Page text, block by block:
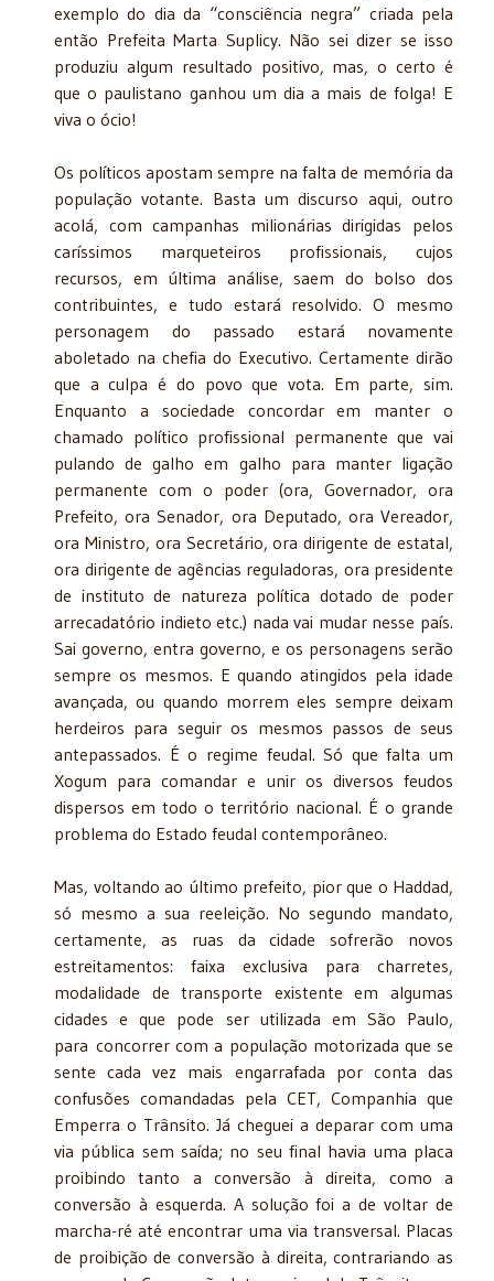
exemplo do dia da “consciência negra” criada pela
então Prefeita Marta Suplicy. Não sei dizer se isso
produziu algum resultado positivo, mas, o certo é
que o paulistano ganhou um dia a mais de folga! E
viva o ócio!
Os políticos apostam sempre na falta de memória da
população votante. Basta um discurso aqui, outro
acolá, com campanhas milionárias dirigidas pelos
caríssimos marqueteiros profissionais, cujos
recursos, em última análise, saem do bolso dos
contribuintes, e tudo estará resolvido. O mesmo
personagem do passado estará novamente
aboletado na chefia do Executivo. Certamente dirão
que a culpa é do povo que vota. Em parte, sim.
Enquanto a sociedade concordar em manter o
chamado político profissional permanente que vai
pulando de galho em galho para manter ligação
permanente com o poder (ora, Governador, ora
Prefeito, ora Senador, ora Deputado, ora Vereador,
ora Ministro, ora Secretário, ora dirigente de estatal,
ora dirigente de agências reguladoras, ora presidente
de instituto de natureza política dotado de poder
arrecadatório indieto etc.) nada vai mudar nesse país.
Sai governo, entra governo, e os personagens serão
sempre os mesmos. E quando atingidos pela idade
avançada, ou quando morrem eles sempre deixam
herdeiros para seguir os mesmos passos de seus
antepassados. É o regime feudal. Só que falta um
Xogum para comandar e unir os diversos feudos
dispersos em todo o território nacional. É o grande
problema do Estado feudal contemporâneo.
Mas, voltando ao último prefeito, pior que o Haddad,
só mesmo a sua reeleição. No segundo mandato,
certamente, as ruas da cidade sofrerão novos
estreitamentos: faixa exclusiva para charretes,
modalidade de transporte existente em algumas
cidades e que pode ser utilizada em São Paulo,
paraconcorrer com a população motorizada que se
sente cada vez mais engarrafada por conta das
confusões comandadas pela CET, Companhia que
Emperra o Trânsito. Já cheguei a deparar com uma
via pública sem saída; no seu final havia uma placa
proibindo tanto a conversão à direita, como a
conversão à esquerda. A solução foi a de voltar de
marcha-ré até encontrar uma via transversal. Placas
de proibição de conversão à direita, contrariando as